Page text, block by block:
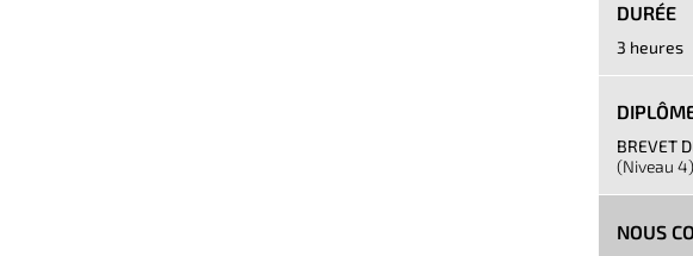
DURÉE
3 heures
BREVET
(Niveau 4)
NOUS